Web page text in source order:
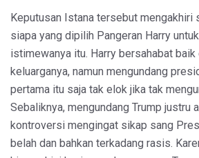
Keputusan Istana tersebut mengakhiri
siapa yang dipilih Pangeran Harry
istimewanya itu. Harry bersahabat baik
keluarganya, namun mengundang
pertama itu saja tak elok jika tak
Sebaliknya, mengundang Trump justru
kontroversi mengingat sikap sang
belah dan bahkan terkadang rasis.